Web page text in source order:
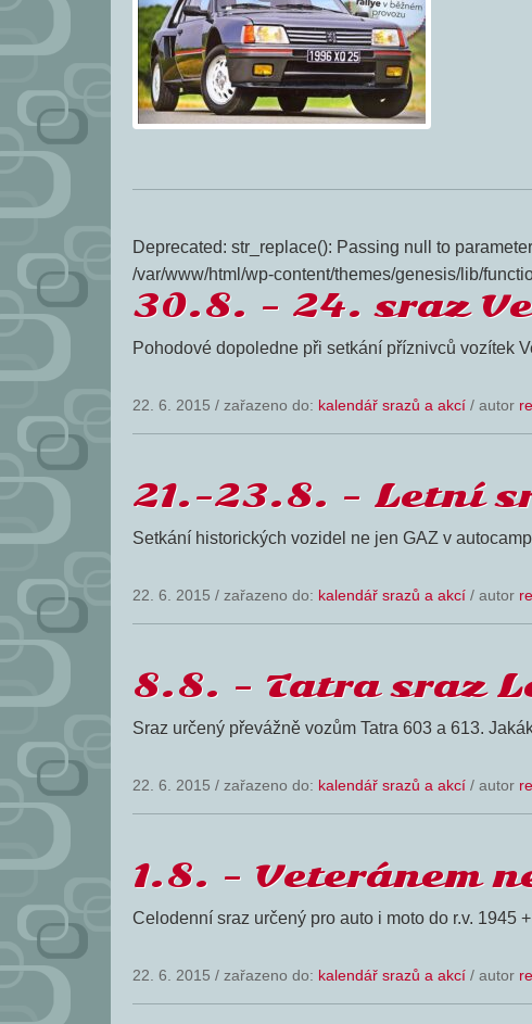
Deprecated: str_replace(): Passing null to
/var/www/html/wp-content/themes/genesis/lib/
30.8. – 24. sraz
Pohodové dopoledne při setkání příznivců vozítek
22. 6. 2015 / zařazeno do: kalendář srazů a akcí / autor
21.-23.8. – Letní
Setkání historických vozidel ne jen GAZ v
22. 6. 2015 / zařazeno do: kalendář srazů a akcí / autor
8.8. – Tatra sraz
Sraz určený převážně vozům Tatra 603 a 613.
22. 6. 2015 / zařazeno do: kalendář srazů a akcí / autor
1.8. – Veteránem
Celodenní sraz určený pro auto i moto do r.v. 1945
22. 6. 2015 / zařazeno do: kalendář srazů a akcí / autor